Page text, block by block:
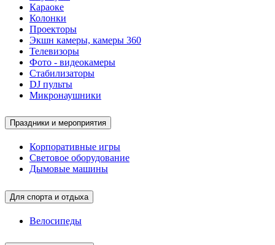
Караоке
Колонки
Проекторы
Экшн камеры, камеры 360
Телевизоры
Фото - видеокамеры
Стабилизаторы
DJ пульты
Микронаушники
Праздники и мероприятия
Корпоративные игры
Световое оборудование
Дымовые машины
Для спорта и отдыха
Велосипеды